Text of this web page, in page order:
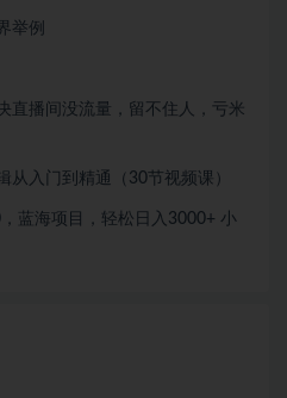
举例
直播间没流量，留不住人，亏米
从入门到精通（30节视频课）
蓝海项目，轻松日入3000+ 小